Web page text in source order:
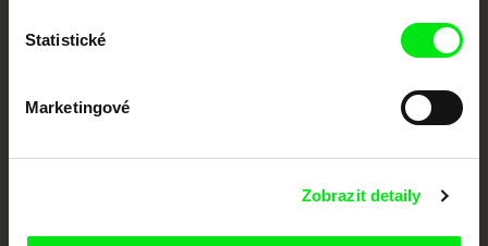
Statistické
Marketingové
Zobrazit detaily
Visions du Réel